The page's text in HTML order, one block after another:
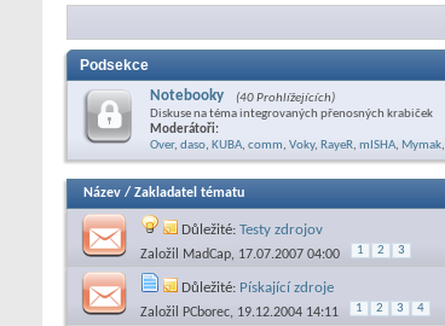
Podsekce
Notebooky
(40 Prohlížejících)
Diskuse na téma integrovaných přenosných krabiček
Moderátoři:
Over, daso, KUBA, comm, Voky, RayeR, mISHA, Mymak,
Název / Zakladatel tématu
Důležité: Testy zdrojov
Založil MadCap, 17.07.2007 04:00 1 2 3
Důležité: Pískající zdroje
Založil PCborec, 19.12.2004 14:11 1 2 3 4